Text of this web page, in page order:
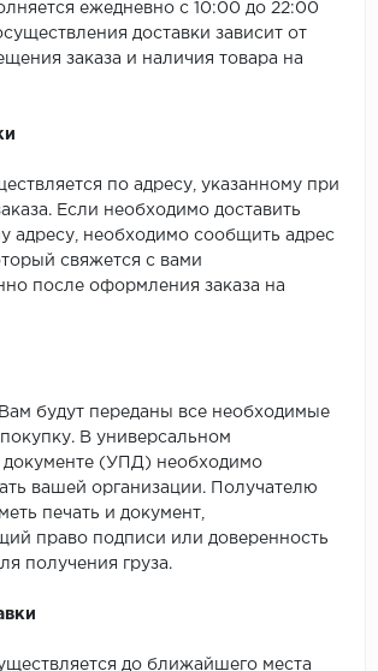
ежедневно с 10:00 до 22:00
доставки зависит от
заказа и наличия товара на
по адресу, указанному при
Если необходимо доставить
адресу, необходимо сообщить адрес
свяжется с вами
после оформления заказа на
Вам будут переданы все необходимые
В универсальном
документе (УПД) необходимо
вашей организации. Получателю
печать и документ,
право подписи или доверенность
получения груза.
до ближайшего места